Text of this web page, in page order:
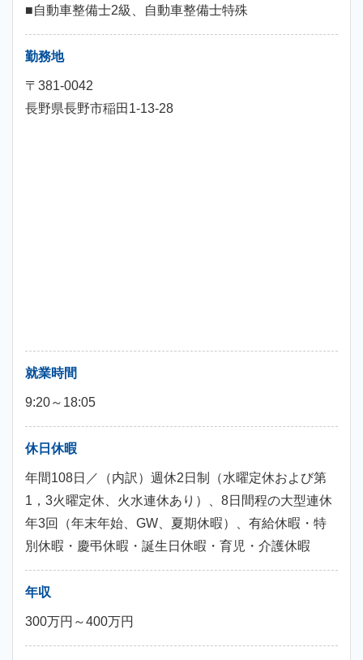
■自動車整備士2級、自動車整備士特殊
勤務地
〒381-0042
長野県長野市稲田1-13-28
就業時間
9:20～18:05
休日休暇
年間108日／（内訳）週休2日制（水曜定休および第
1，3火曜定休、火水連休あり）、8日間程の大型連休
年3回（年末年始、GW、夏期休暇）、有給休暇・特
別休暇・慶弔休暇・誕生日休暇・育児・介護休暇
年収
300万円～400万円